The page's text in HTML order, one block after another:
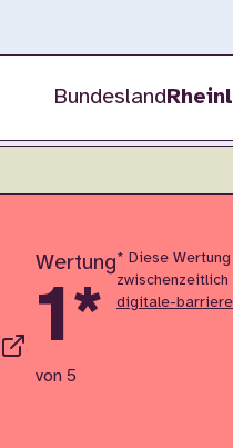
Bundesland
Wertung
1*
von 5
* Diese
digitale-